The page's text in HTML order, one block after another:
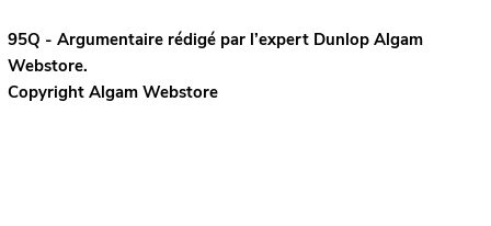
95Q - Argumentaire rédigé par l’expert DunlopAlgam
Webstore.
Copyright Algam Webstore